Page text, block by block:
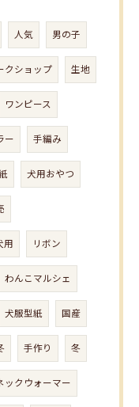
人気 男の子
クショップ 生地
ワンピース
ー 手編み
犬用おやつ
用 リボン
わんこマルシェ
犬服型紙 国産
手作り 冬
ックウォーマー